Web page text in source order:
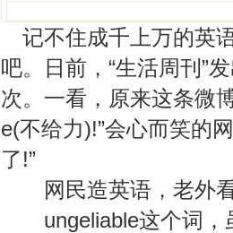
记不住成千上万的英
吧。日前，“生活周刊”
次。一看，原来这条微
e(不给力)!”会心而笑的
了!”
网民造英语，老外
ungeliable这个词，